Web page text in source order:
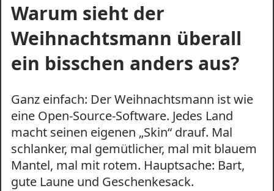
Warum sieht der
Weihnachtsmann überall
ein bisschen anders aus?
Ganz einfach: Der Weihnachtsmann ist wie
eine Open-Source-Software. Jedes Land
macht seinen eigenen „Skin“ drauf. Mal
schlanker, mal gemütlicher, mal mit blauem
Mantel, mal mit rotem. Hauptsache: Bart,
gute Laune und Geschenkesack.